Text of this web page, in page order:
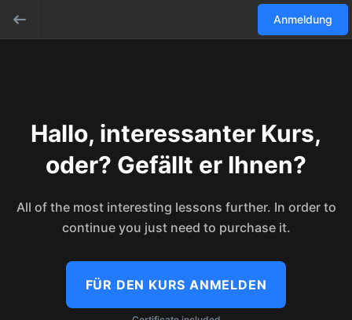
Anmeldung
Hallo, interessanter Kurs,
oder? Gefällt er Ihnen?
All of the most interesting lessons further. In order to
continue you just need to purchase it.
FÜR DEN KURS ANMELDEN